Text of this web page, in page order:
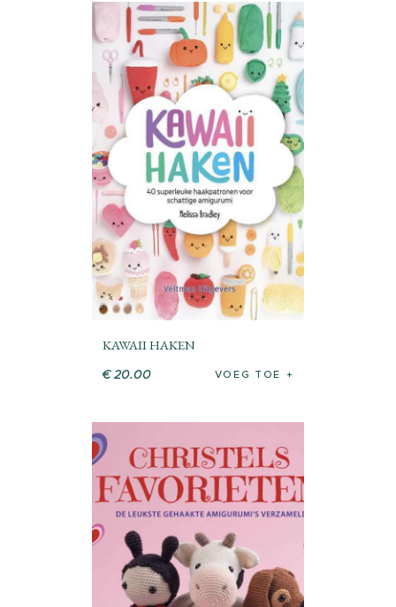
KAWAII HAKEN
€ 20.00 VOEG TOE